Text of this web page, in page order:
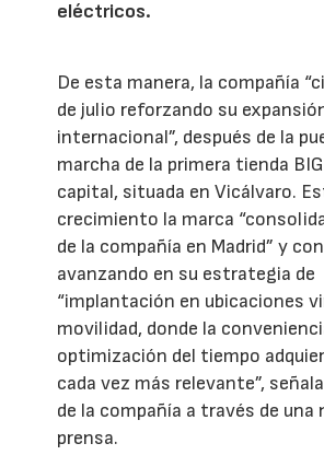
eléctricos.
De esta manera, la compañía
de julio reforzando su
internacional”, después de la
marcha de la primera tienda
capital, situada en Vicálvaro.
crecimiento la marca
de la compañía en Madrid” y
avanzando en su estrategia de
“implantación en ubicaciones
movilidad, donde la
optimización del tiempo
cada vez más relevante”,
de la compañía a través de una
prensa.